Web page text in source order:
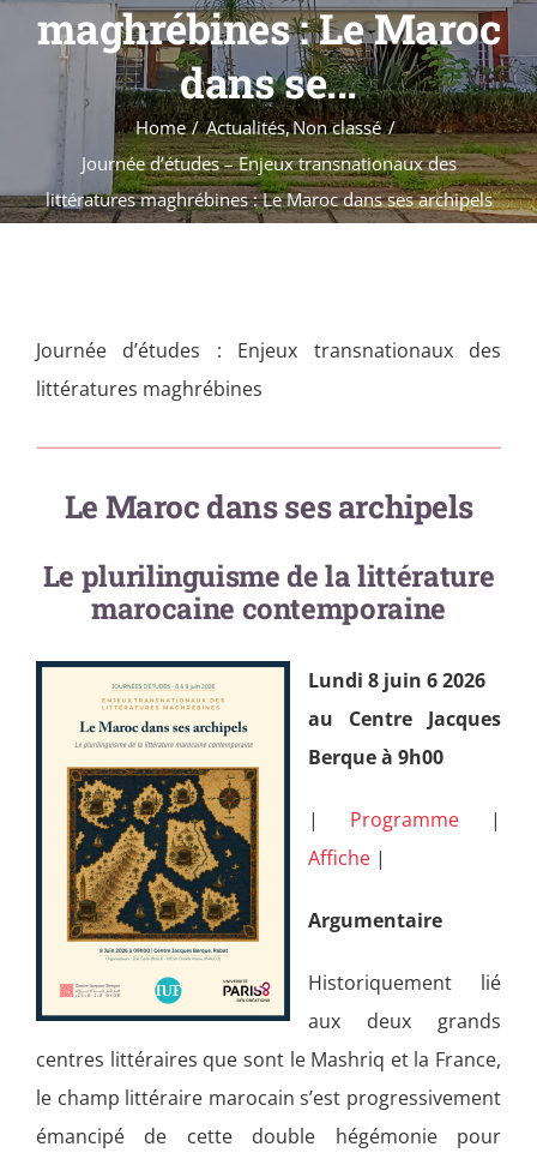
Évènements
Appels
Agenda
maghrébines : Le Maroc
dans se...
Home Actualités Non classé
Journée d’études – Enjeux transnationaux des
littératures maghrébines : Le Maroc dans ses archipels
Journée d’études : Enjeux transnationaux des
littératures maghrébines
Le Maroc dans ses archipels
Le plurilinguisme de la littérature
marocaine contemporaine
Lundi 8 juin 6 2026
au Centre Jacques
Berque à 9h00
| Programme |
Affiche|
Argumentaire
Historiquement lié
aux deux grands
centres littéraires que sont le Mashriq et la France,
le champ littéraire marocain s’est progressivement
émancipé de cette double hégémonie pour